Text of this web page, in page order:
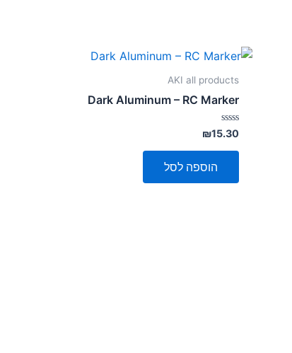
AKI all products
Dark Aluminum – RC Marker
דורג
0
מתוך
₪15.30
הוספה לסל